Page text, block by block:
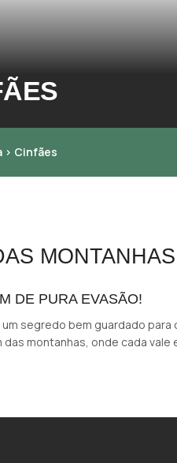
> Cinfães
DE PURA EVASÃO!
segredo bem guardado
montanhas, onde cada vale